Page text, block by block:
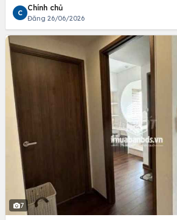
C
Chính chủ
Đăng 26/06/2026
7